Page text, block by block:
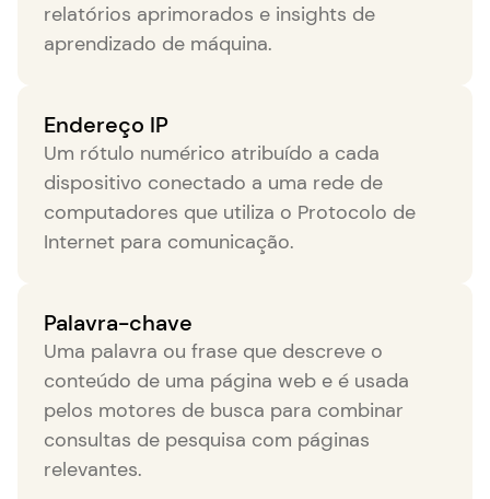
relatórios aprimorados e insights de
aprendizado de máquina.
Endereço IP
Um rótulo numérico atribuído a cada
dispositivo conectado a uma rede de
computadores que utiliza o Protocolo de
Internet para comunicação.
Palavra-chave
Uma palavra ou frase que descreve o
conteúdo de uma página web e é usada
pelos motores de busca para combinar
consultas de pesquisa com páginas
relevantes.